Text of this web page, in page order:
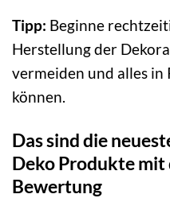
Tipp: Beginne
Herstellung der
vermeiden und alles in
können.
Das sind die
Deko Produkte mit
Bewertung